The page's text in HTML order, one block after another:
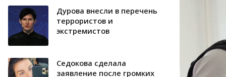
Дурова внесли в перечень
террористов и
экстремистов
Седокова сделала
заявление после громких
изъятой